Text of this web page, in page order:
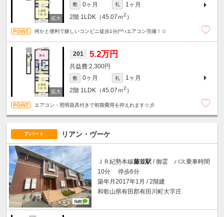
敷 0ヶ月 礼
1ヶ月
2階 1LDK（45.07ｍ2 ）
何かと便利で嬉しいコンビニ徒歩1分(^^♪エアコン完備！☆
201 5.2万円
2,300円
敷 0ヶ月 礼
1ヶ月
2階 1LDK（45.07ｍ2 ）
エアコン・照明器具付きで初期費用を抑えれます☆彡
アパート リアン・ヴーケ
ＪＲ紀勢本線藤並駅 / 御霊 バス乗車時間
10分 停歩6分
築年月2017年1月 / 2階建
和歌山県有田郡有田川町大字庄